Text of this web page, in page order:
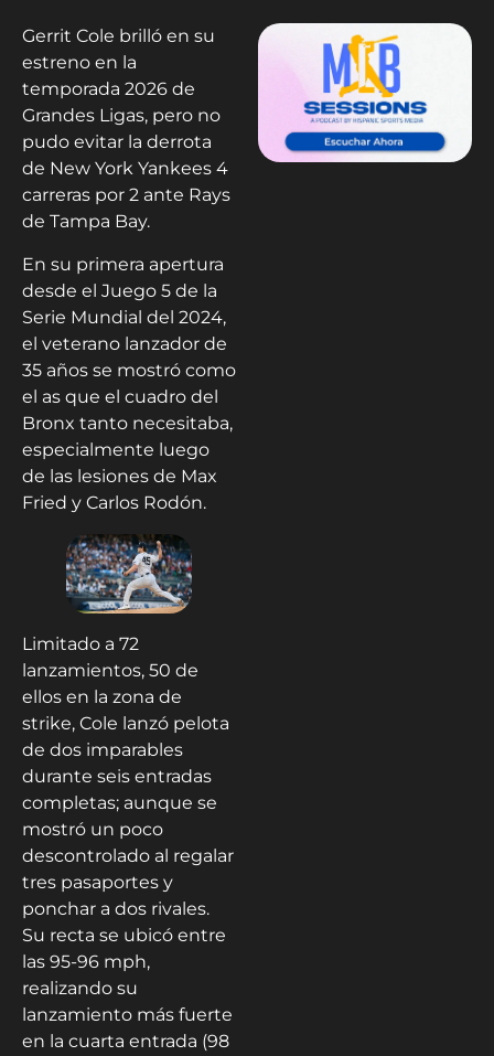
Gerrit Cole brilló en su
estreno en la
temporada 2026 de
Grandes Ligas, pero no
pudo evitar la derrota
de New York Yankees 4
carreras por 2 ante Rays
de Tampa Bay.
En su primera apertura
desde el Juego 5 de la
Serie Mundial del 2024,
el veterano lanzador de
35 años se mostró como
el as que el cuadro del
Bronx tanto necesitaba,
especialmente luego
de las lesiones de Max
Fried y Carlos Rodón.
Limitado a 72
lanzamientos, 50 de
ellos en la zona de
strike, Cole lanzó pelota
de dos imparables
durante seis entradas
completas; aunque se
mostró un poco
descontrolado al regalar
tres pasaportes y
ponchar a dos rivales.
Su recta se ubicó entre
las 95-96 mph,
realizando su
lanzamiento más fuerte
en la cuarta entrada (98